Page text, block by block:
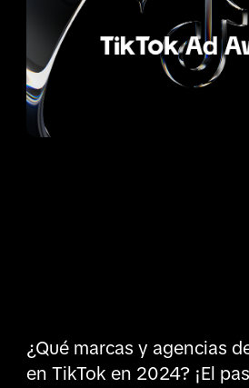
¿Qué marcas y agencias
en TikTok en 2024? ¡El